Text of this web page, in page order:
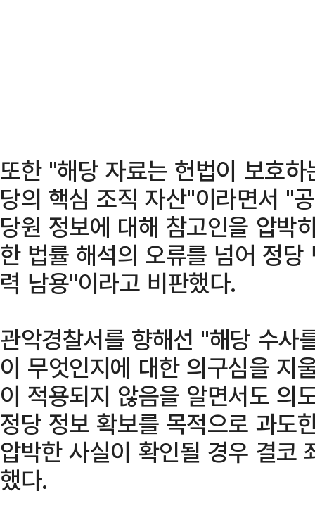
또한 "해당 자료는 헌법이 보호
당의 핵심 조직 자산"이라면서 "
당원 정보에 대해 참고인을 압박
한 법률 해석의 오류를 넘어 정
력 남용"이라고 비판했다.
관악경찰서를 향해선 "해당 수사
이 무엇인지에 대한 의구심을 지
이 적용되지 않음을 알면서도 의
정당 정보 확보를 목적으로 과도
압박한 사실이 확인될 경우 결코
했다.